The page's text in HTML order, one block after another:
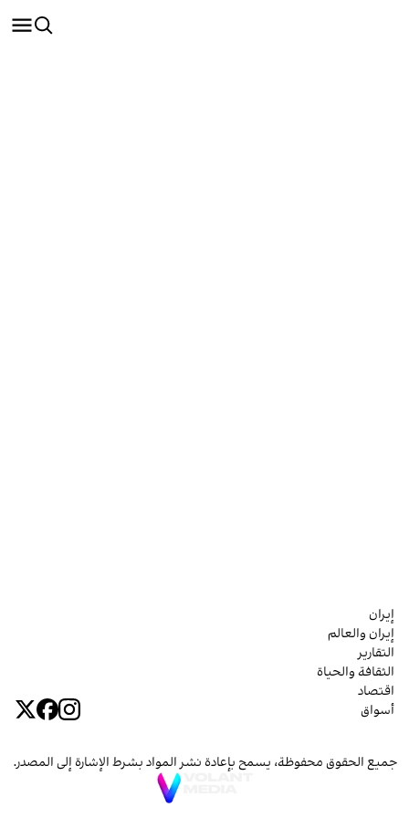
إيران
إيران والعالم
التقارير
الثقافة والحياة
اقتصاد
أسواق
جميع الحقوق محفوظة، يسمح بإعادة نشر المواد بشرط الإشارة إلى المصدر.